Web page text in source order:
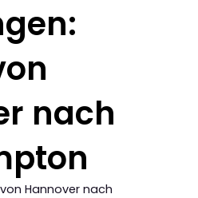
nach
Hannover nach